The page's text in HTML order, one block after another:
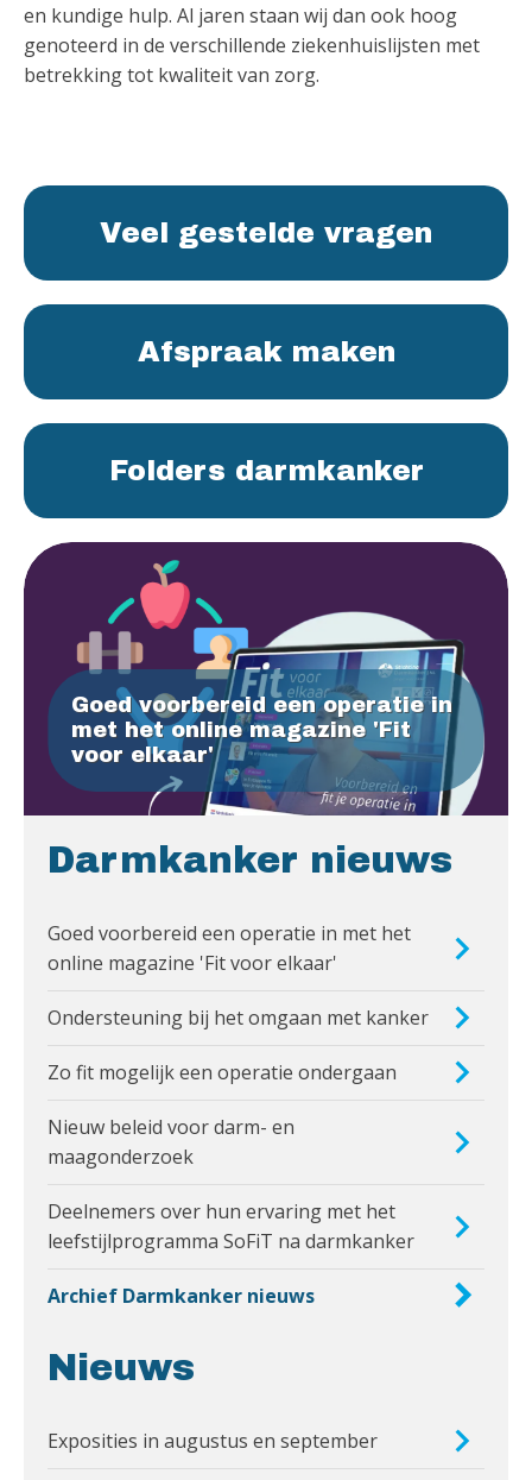
en kundige hulp. Al jaren staan wij dan ook hoog
genoteerd in de verschillende ziekenhuislijsten met
betrekking tot kwaliteit van zorg.
Veel gestelde vragen
Afspraak maken
Folders darmkanker
Goed voorbereid een operatie in
met het online magazine 'Fit
voor elkaar'
Darmkanker nieuws
Goed voorbereid een operatie in met het
online magazine 'Fit voor elkaar'
Ondersteuning bij het omgaan met kanker
Zo fit mogelijk een operatie ondergaan
Nieuw beleid voor darm- en
maagonderzoek
Deelnemers over hun ervaring met het
leefstijlprogramma SoFiT na darmkanker
Archief Darmkanker nieuws
Nieuws
Exposities in augustus en september